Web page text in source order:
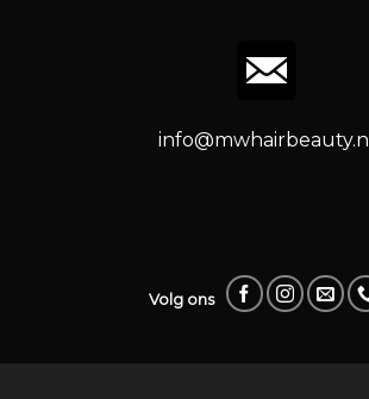
info@mwhairbeauty.nl
Volg ons